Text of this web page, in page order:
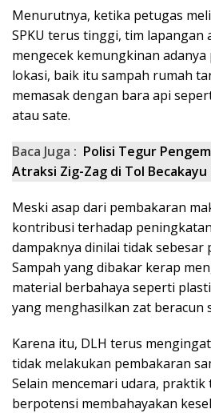
Menurutnya, ketika petugas
SPKU terus tinggi, tim
mengecek kemungkinan
lokasi, baik itu sampah rumah
memasak dengan bara api
atau sate.
Baca Juga : Polisi Tegur
Atraksi Zig-Zag di Tol Becakayu
Meski asap dari pembakaran
kontribusi terhadap
dampaknya dinilai tidak sebesar
Sampah yang dibakar kerap
material berbahaya seperti
yang menghasilkan zat beracun
Karena itu, DLH terus
tidak melakukan pembakaran
Selain mencemari udara,
berpotensi membahayakan